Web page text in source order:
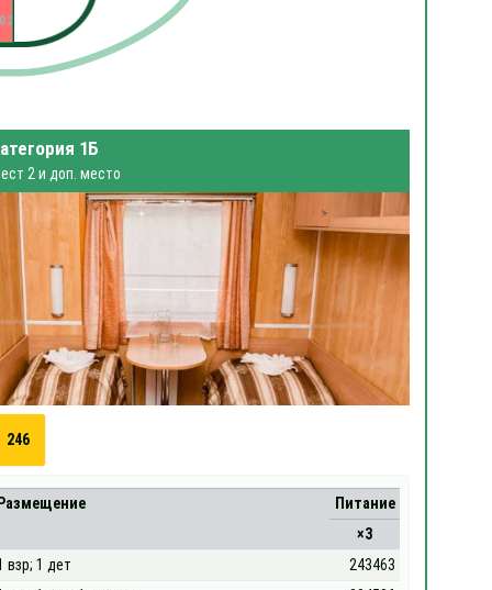
1Б
2 и доп. место
246
Питание
×3
взр; 1 дет
243463